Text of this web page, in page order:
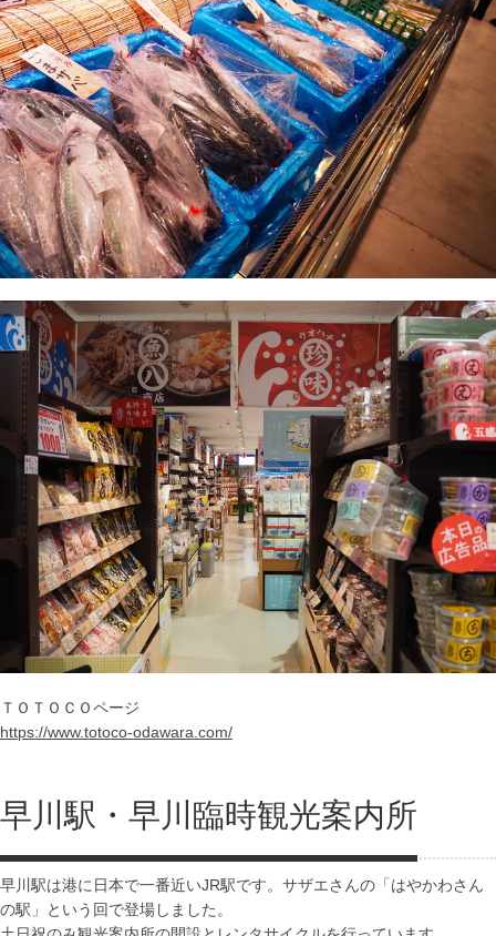
ＴＯＴＯＣＯページ
https://www.totoco-odawara.com/
早川駅・早川臨時観光案内所
早川駅は港に日本で一番近いJR駅です。サザエさんの「はやかわさん
の駅」という回で登場しました。